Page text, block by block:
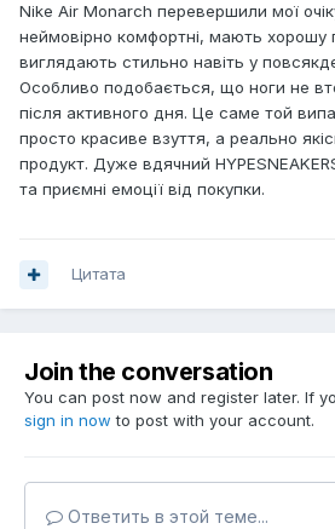
Nike Air Monarch перевершили мої
неймовірно комфортні, мають хорошу
виглядають стильно навіть у
Особливо подобається, що ноги не
після активного дня. Це саме той
просто красиве взуття, а реально
продукт. Дуже вдячний
та приємні емоції від покупки.
Цитата
Join the conversation
You can post now and register later. If
sign in now to post with your account.
Ответить в этой теме...